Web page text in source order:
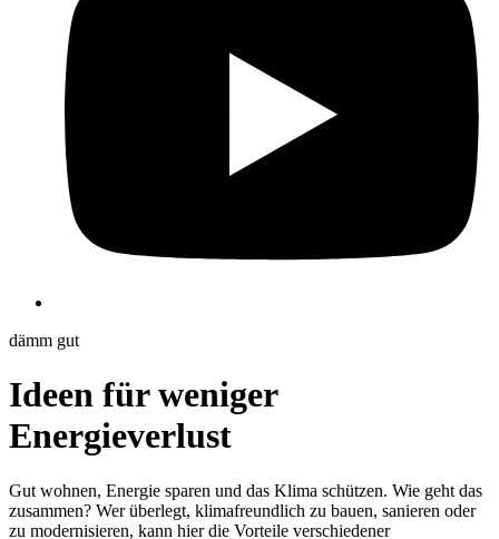
dämm gut
Ideen für weniger
Energieverlust
Gut wohnen, Energie sparen und das Klima schützen. Wie geht das
zusammen? Wer überlegt, klimafreundlich zu bauen, sanieren oder
zu modernisieren, kann hier die Vorteile verschiedener